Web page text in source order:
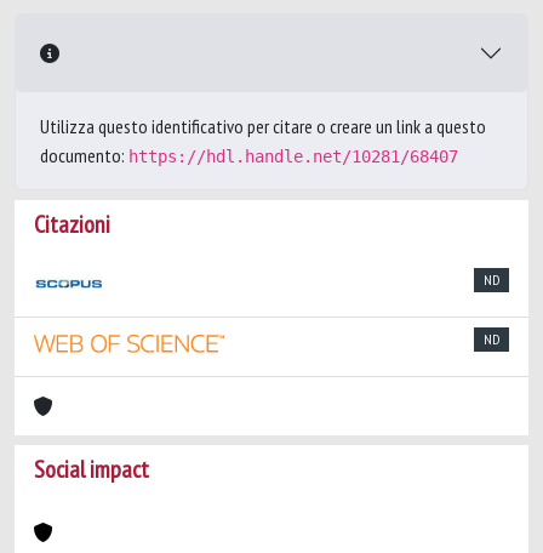
Utilizza questo identificativo per citare o creare un link a questo
documento: https://hdl.handle.net/10281/68407
Citazioni
ND
ND
Social impact